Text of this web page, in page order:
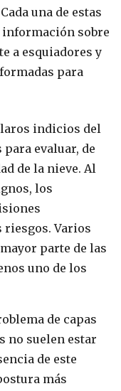
una de estas
sobre
a esquiadores y
para
indicios del
evaluar, de
de la nieve. Al
los
Varios
parte de las
uno de los
de capas
no suelen estar
de este
más